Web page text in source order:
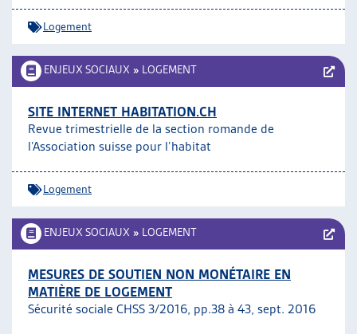
Logement
ENJEUX SOCIAUX » LOGEMENT
SITE INTERNET HABITATION.CH
Revue trimestrielle de la section romande de
l’Association suisse pour l’habitat
Logement
ENJEUX SOCIAUX » LOGEMENT
MESURES DE SOUTIEN NON MONÉTAIRE EN
MATIÈRE DE LOGEMENT
Sécurité sociale CHSS 3/2016, pp.38 à 43, sept. 2016